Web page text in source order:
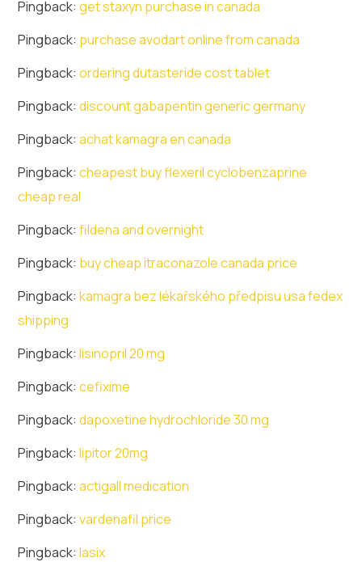
Pingback:get staxyn purchase in canada
Pingback: purchase avodart online from canada
Pingback:ordering dutasteride cost tablet
Pingback:discount gabapentin generic germany
Pingback:achat kamagra en canada
Pingback:cheapest buy flexeril cyclobenzaprine
cheap real
Pingback:fildena and overnight
Pingback: buy cheap itraconazole canada price
Pingback:kamagra bez lékařského předpisu usa fedex
shipping
Pingback:lisinopril 20 mg
Pingback:cefixime
Pingback:dapoxetine hydrochloride 30 mg
Pingback:lipitor 20mg
Pingback:actigall medication
Pingback:vardenafil price
Pingback:lasix